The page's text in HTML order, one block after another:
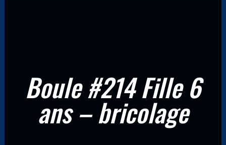
Boule #214 Fille 6
ans – bricolage